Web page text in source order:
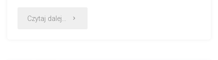
Czytaj dalej...